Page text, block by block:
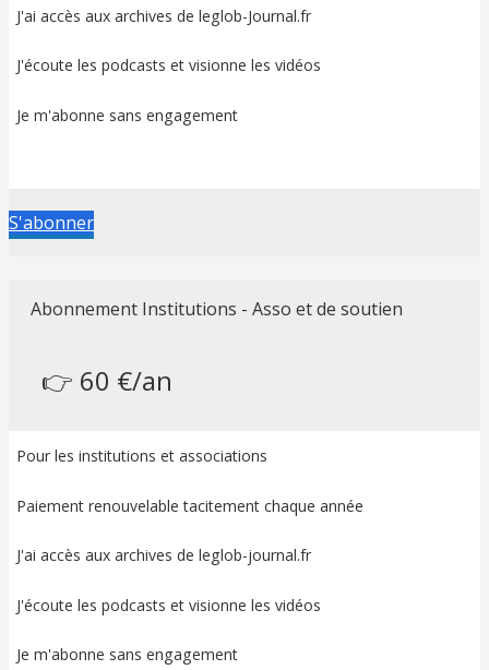
J'ai accès aux archives de leglob-Journal.fr
J'écoute les podcasts et visionne les vidéos
Je m'abonne sans engagement
S'abonner
Abonnement Institutions - Asso et de soutien
👉 60 €/an
Pour les institutions et associations
Paiement renouvelable tacitement chaque année
J'ai accès aux archives de leglob-journal.fr
J'écoute les podcasts et visionne les vidéos
Je m'abonne sans engagement